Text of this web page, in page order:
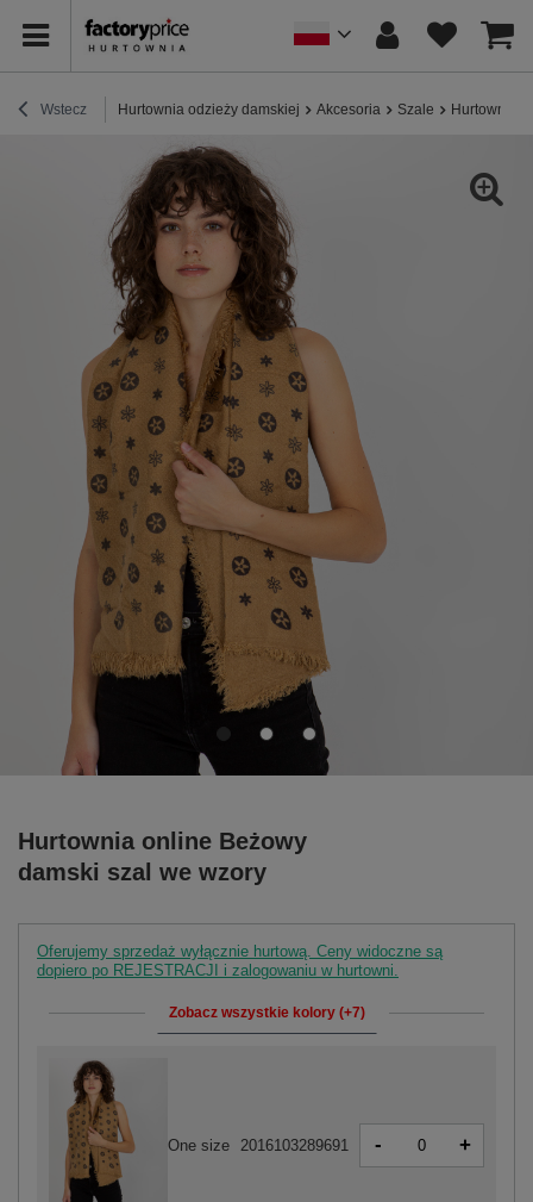
Wstecz Hurtownia odzieży damskiej Akcesoria Szale Hurtownia
Hurtownia online Beżowy
damski szal we wzory
Oferujemy sprzedaż wyłącznie hurtową. Ceny widoczne są
dopiero po REJESTRACJI i zalogowaniu w hurtowni.
Zobacz wszystkie kolory (+7)
One size 2016103289691 - +